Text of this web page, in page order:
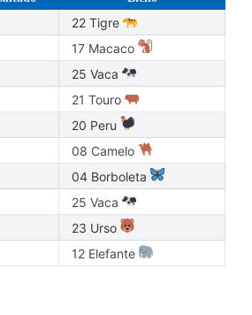
22 Tigre
17 Macaco
25 Vaca
21 Touro
20 Peru
08 Camelo
04 Borboleta
25 Vaca
23 Urso
12 Elefante